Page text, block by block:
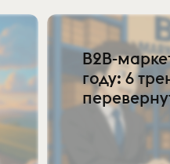
B2B-
году: 6